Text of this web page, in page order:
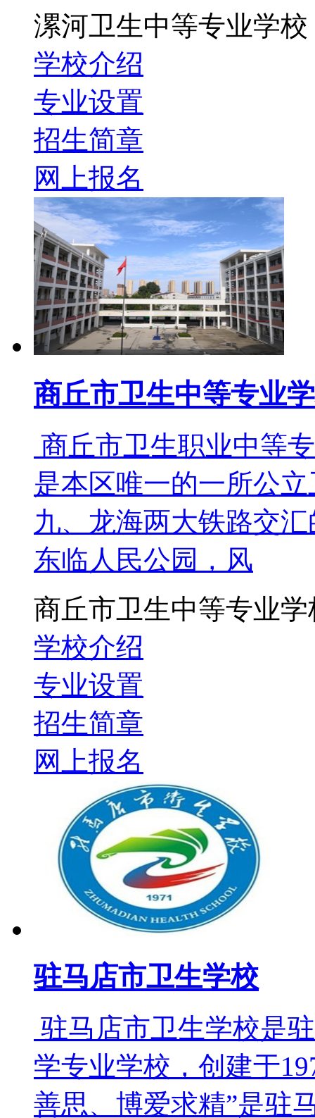
漯河卫生中等专业学校
学校介绍
专业设置
招生简章
网上报名
商丘市卫生中等专业
商丘市卫生职业中等
是本区唯一的一所公
九、龙海两大铁路交
东临人民公园，风
商丘市卫生中等专业学
学校介绍
专业设置
招生简章
网上报名
驻马店市卫生学校
驻马店市卫生学校是
学专业学校，创建于
善思、博爱求精”是驻